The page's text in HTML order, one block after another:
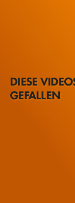
DIESE
GEFALLEN